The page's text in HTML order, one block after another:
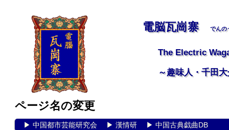
電脳瓦崗寨 でんの
The Electric
～趣味人・千田
ページ名の変更
▶ 中国都市芸能研究会▶ 漢情研▶ 中国古典戯曲DB